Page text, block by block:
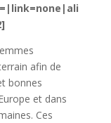
afin de
bonnes
et dans
Ces